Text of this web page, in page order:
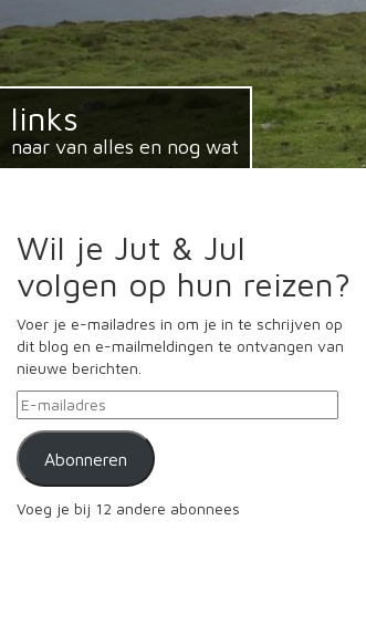
links
naar van alles en nog wat
Wil je Jut & Jul
volgen op hun reizen?
Voer je e-mailadres in om je in te schrijven op
dit blog en e-mailmeldingen te ontvangen van
nieuwe berichten.
E-
mailadres
Abonneren
Voeg je bij 12 andere abonnees